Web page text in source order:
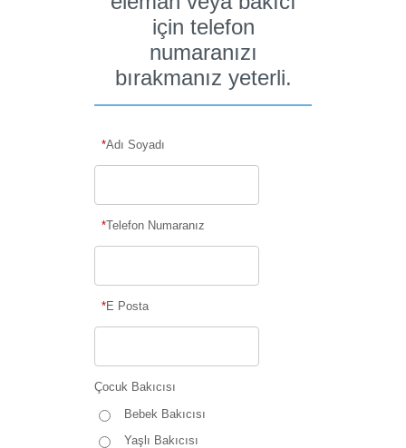
için telefon
numaranızı
bırakmanız yeterli.
*Adı Soyadı
*Telefon Numaranız
*E Posta
Çocuk Bakıcısı
Bebek Bakıcısı
Yaşlı Bakıcısı